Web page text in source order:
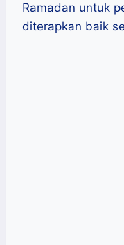
Ramadan untuk
diterapkan baik